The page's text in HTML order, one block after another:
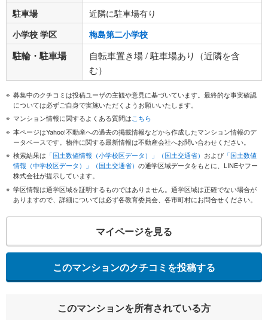
駐車場
近隣に駐車場有り
小学校 学区
梅島第二小学校
駐輪・駐車場
自転車置き場 / 駐車場あり（近隣を含
む）
募集中のクチコミは投稿ユーザの主観や意見に基づいています。最終的な事実確認
については必ずご自身で実施いただくようお願いいたします。
マンション情報に関するよくある質問はこちら
本ページはYahoo!不動産への過去の掲載情報などから作成したマンション情報のデ
ータベースです。物件に関する最新情報は不動産会社へお問い合わせください。
検索結果は 「国土数値情報（小学校区データ）」（国土交通省） および 「国土数値
情報（中学校区データ）」（国土交通省） の通学区域データをもとに、LINEヤフー
株式会社が提示しています。
学区情報は通学区域を証明するものではありません。通学区域は正確でない場合が
ありますので、詳細については必ず各教育委員会、各市町村にお問合せください。
マイページを見る
このマンションのクチコミを投稿する
このマンションを所有されている方